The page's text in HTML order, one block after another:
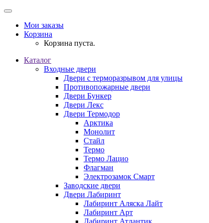
Мои заказы
Корзина
Корзина пуста.
Каталог
Входные двери
Двери с терморазрывом для улицы
Противопожарные двери
Двери Бункер
Двери Лекс
Двери Термодор
Арктика
Монолит
Стайл
Термо
Термо Лацио
Флагман
Электрозамок Смарт
Заводские двери
Двери Лабиринт
Лабиринт Аляска Лайт
Лабиринт Арт
Лабиринт Атлантик